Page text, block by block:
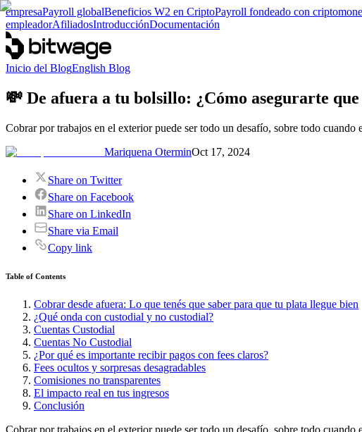
empresaPayroll globalBeneficios W2 en CriptoPayroll fondeado con
empleadorAfiliadosIntroducciónDocumentación
Inicio del BlogEnglish Blog
💸 De afuera a tu bolsillo: ¿Cómo asegurarte
Cobrar por trabajos en el exterior puede ser todo un desafío, sobre todo
Mariquena OterminOct 17, 2024
Share on Twitter
Share on Facebook
Share on LinkedIn
Share via Email
Copy link
Table of Contents
Cobrar desde afuera: Lo que tenés que saber para que tu plata llegue bien
¿Qué onda con custodial y no custodial?
Cuentas Custodial
Cuentas No Custodial
¿Por qué es importante recibir pagos con fees claros?
Fees ocultos y sorpresas desagradables
Comisiones no transparentes
El impacto real en tus ingresos
Conclusión
Cobrar por trabajos en el exterior puede ser todo un desafío, sobre todo